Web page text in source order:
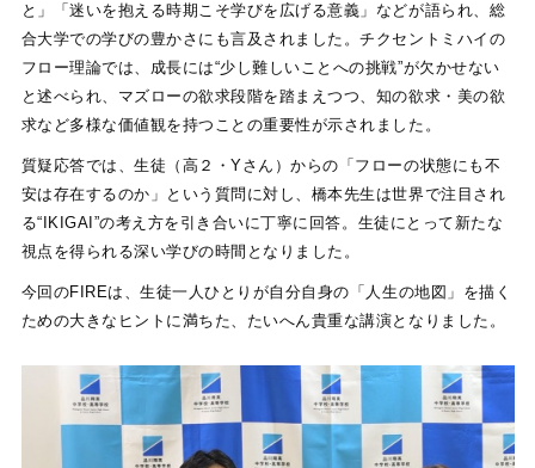
と」「迷いを抱える時期こそ学びを広げる意義」などが語られ、総
合大学での学びの豊かさにも言及されました。チクセントミハイの
フロー理論では、成長には“少し難しいことへの挑戦”が欠かせない
と述べられ、マズローの欲求段階を踏まえつつ、知の欲求・美の欲
求など多様な価値観を持つことの重要性が示されました。
質疑応答では、生徒（高２・Yさん）からの「フローの状態にも不
安は存在するのか」という質問に対し、橋本先生は世界で注目され
る“IKIGAI”の考え方を引き合いに丁寧に回答。生徒にとって新たな
視点を得られる深い学びの時間となりました。
今回のFIREは、生徒一人ひとりが自分自身の「人生の地図」を描く
ための大きなヒントに満ちた、たいへん貴重な講演となりました。